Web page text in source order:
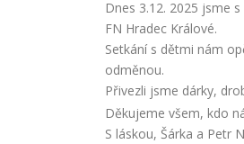
Dnes 3.12. 2025 jsme
FN Hradec Králové.
Setkání s dětmi nám
odměnou.
Přivezli jsme dárky,
Děkujeme všem, kdo
S láskou, Šárka a Petr